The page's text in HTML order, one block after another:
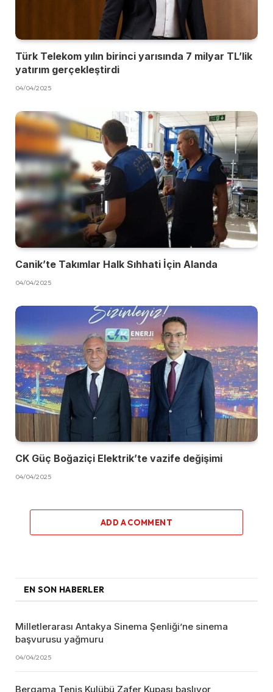
Türk Telekom yılın birinci yarısında 7 milyar TL’lik
yatırım gerçekleştirdi
04/04/2025
Canik’te Takımlar Halk Sıhhati İçin Alanda
04/04/2025
CK Güç Boğaziçi Elektrik’te vazife değişimi
04/04/2025
ADD A COMMENT
EN SON HABERLER
Milletlerarası Antakya Sinema Şenliği’ne sinema
başvurusu yağmuru
04/04/2025
Bergama Tenis Kulübü Zafer Kupası başlıyor